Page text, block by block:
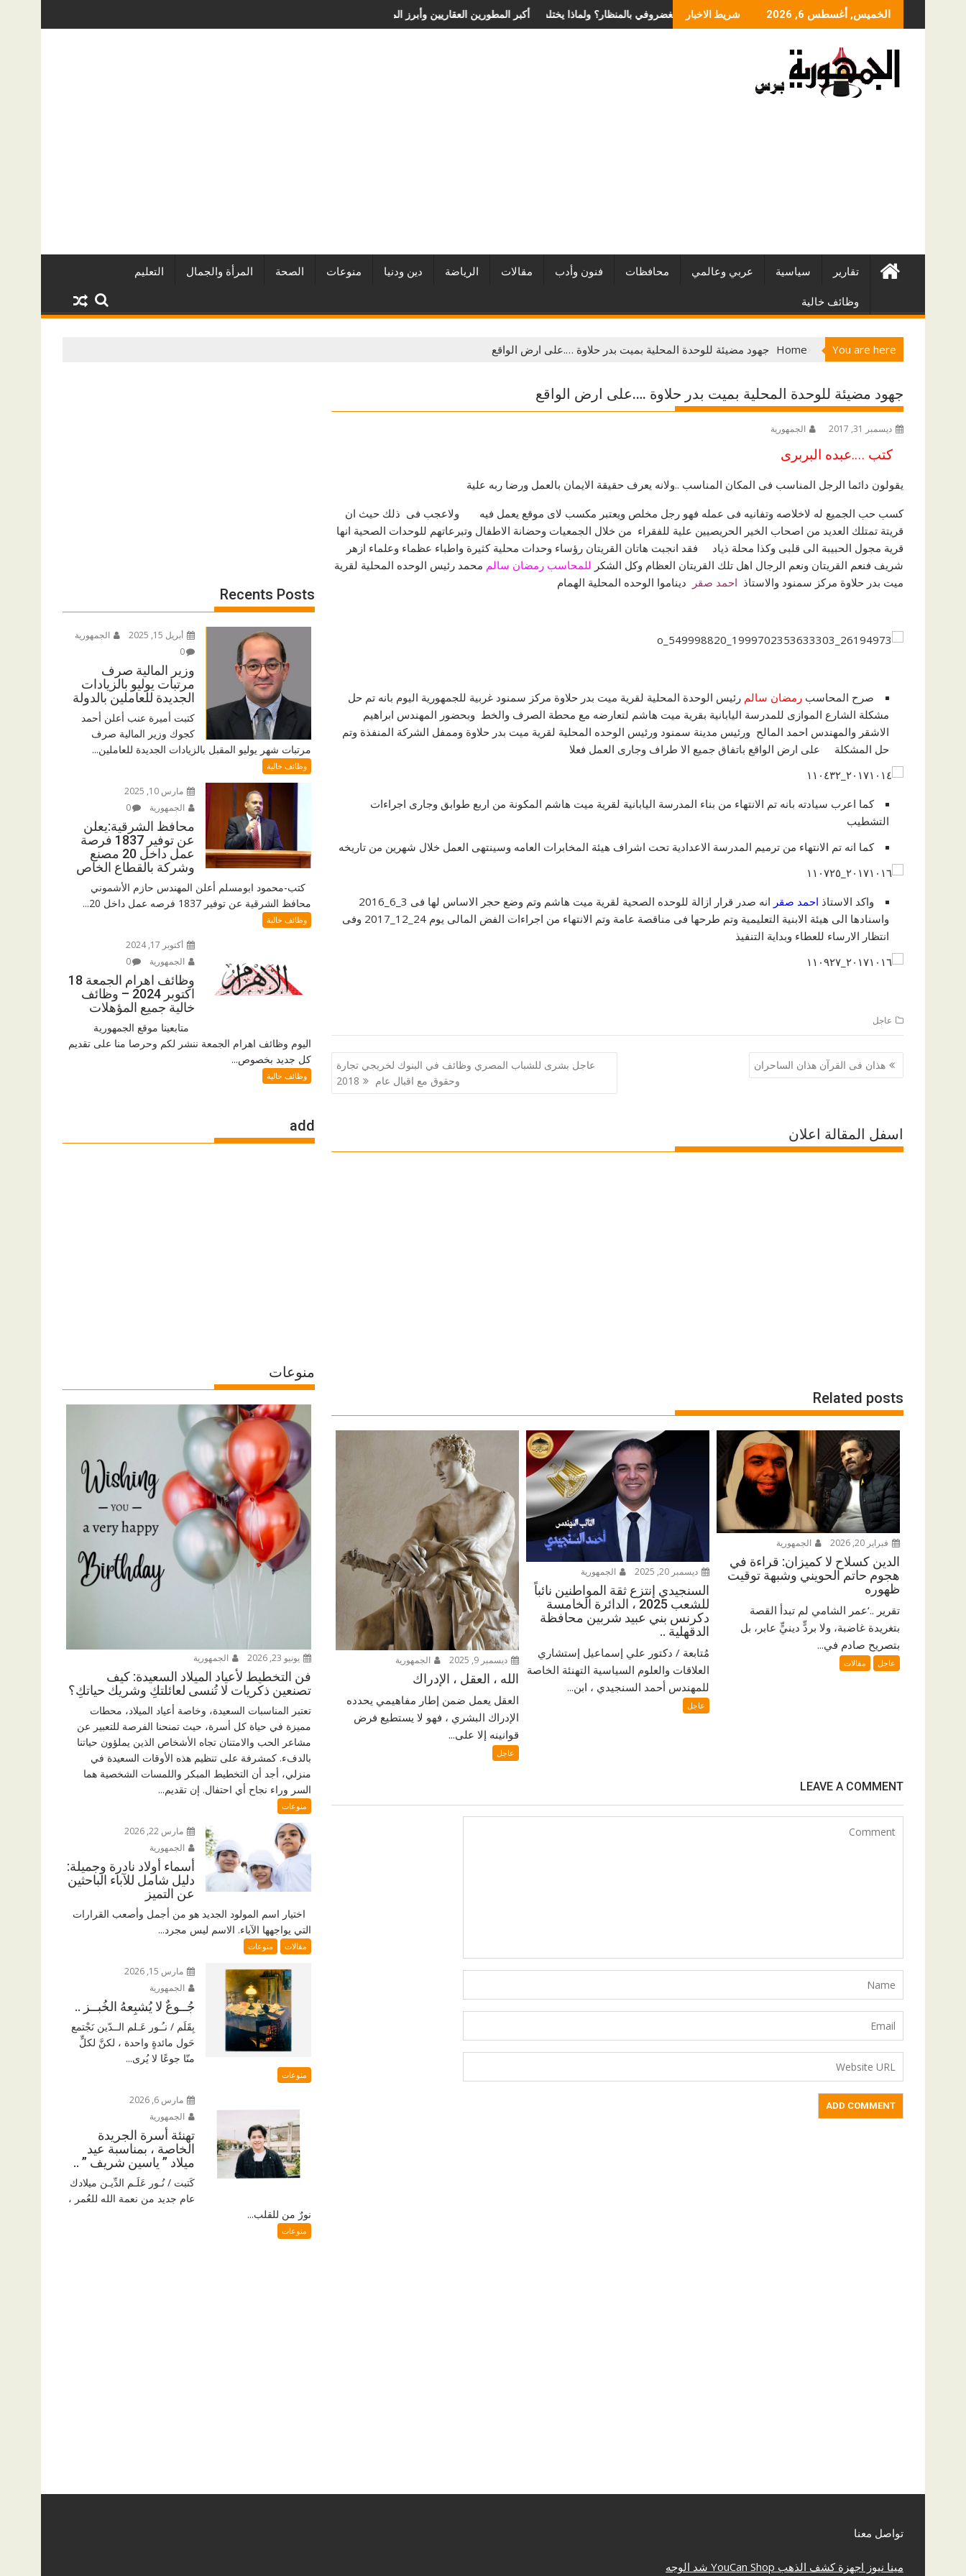
to
الخميس, أغسطس 6, 2026 شريط الاخبار أفضل شركات التطوير العقاري في مصر من URE | أكبر المطورين العقاريين وأبرز المشروعاتما الذي يحدد سعر عملية الانزلاق الغضروفي بالمنظار؟ ولماذا يختلف من مريض لآخر؟
تقارير سياسية عربي وعالمي محافظات فنون وأدب مقالات الرياضة دين ودنيا منوعات الصحة المرأة والجمال التعليم
وظائف خالية
You are here
Home جهود مضيئة للوحدة المحلية بميت بدر حلاوة ….على ارض الواقع
جهود مضيئة للوحدة المحلية بميت بدر حلاوة ….على ارض الواقع
ديسمبر 31, 2017 الجمهورية
كتب ….عبده البربرى
يقولون دائما الرجل المناسب فى المكان المناسب ..ولانه يعرف حقيقة الايمان بالعمل ورضا ربه علية
كسب حب الجميع له لاخلاصه وتفانيه فى عمله فهو رجل مخلص ويعتبر مكسب لاى موقع يعمل فيه ولاعجب فى ذلك حيث ان
قريتة تمتلك العديد من اصحاب الخير الحريصيين علية للفقراء من خلال الجمعيات وحضانة الاطفال وتبرعاتهم للوحدات الصحية انها
قرية مجول الحبيبة الى قلبى وكذا محلة ذياد فقد انجبت هاتان القريتان رؤساء وحدات محلية كثيرة واطباء عظماء وعلماء ازهر
شريف فنعم القريتان ونعم الرجال اهل تلك القريتان العظام وكل الشكر للمحاسب رمضان سالم محمد رئيس الوحده المحلية لقرية
ميت بدر حلاوة مركز سمنود والاستاذ احمد صقر ديناموا الوحده المحلية الهمام
صرح المحاسب رمضان سالم رئيس الوحدة المحلية لقرية ميت بدر حلاوة مركز سمنود غربية للجمهورية اليوم بانه تم حل
مشكلة الشارع الموازى للمدرسة اليابانية بقرية ميت هاشم لتعارضه مع محطة الصرف والخط وبحضور المهندس ابراهيم
الاشقر والمهندس احمد المالح ورئيس مدينة سمنود ورئيس الوحده المحلية لقرية ميت بدر حلاوة وممفل الشركة المنفذة وتم
حل المشكلة على ارض الواقع باتفاق جميع الا طراف وجارى العمل فعلا
كما اعرب سيادته بانه تم الانتهاء من بناء المدرسة اليابانية لقرية ميت هاشم المكونة من اربع طوابق وجارى اجراءات
التشطيب
كما انه تم الانتهاء من ترميم المدرسة الاعدادية تحت اشراف هيئة المخابرات العامه وسينتهى العمل خلال شهرين من تاريخه
واكد الاستاذ احمد صقر
انه صدر قرار ازالة للوحده الصحية لقرية ميت هاشم وتم وضع حجر الاساس لها فى 3_6_2016
واسنادها الى هيئة الابنية التعليمية وتم طرحها فى مناقصة عامة وتم الانتهاء من اجراءات الفض المالى يوم 24_12_2017 وفى
انتظار الارساء للعطاء وبداية التنفيذ
عاجل
تصفّح
المقالات
هذان فى القرآن هذان الساحران
عاجل بشرى للشباب المصري وظائف في البنوك لخريجي تجارة
وحقوق مع اقبال عام 2018
اسفل المقالة اعلان
Related posts
فبراير 20, 2026 الجمهورية
الدين كسلاح لا كميزان: قراءة في
هجوم حاتم الحويني وشبهة توقيت
ظهوره
تقرير ..‘عمر الشامي لم تبدأ القصة
بتغريدة غاضبة، ولا بردٍّ دينيٍّ عابر، بل
بتصريح صادم في...
عاجل مقالات
ديسمبر 20, 2025 الجمهورية
السنجيدي إنتزع ثقة المواطنين نائباً
للشعب 2025 ، الدائرة الخامسة
دكرنس بني عبيد شربين محافظة
الدقهلية ..
مُتابعة / دكتور علي إسماعيل إستشاري
العلاقات والعلوم السياسية التهنئة الخاصة
للمهندس أحمد السنجيدي ، ابن...
عاجل
ديسمبر 9, 2025 الجمهورية
الله ، العقل ، الإدراك
العقل يعمل ضمن إطار مفاهيمي يحدده
الإدراك البشري ، فهو لا يستطيع فرض
قوانينه إلا على...
عاجل
LEAVE A COMMENT
Recents Posts
أبريل 15, 2025
الجمهورية
0
وزير المالية صرف
مرتبات يوليو بالزيادات
الجديدة للعاملين بالدولة
كتبت أميرة عنب أعلن أحمد
كجوك وزير المالية صرف
مرتبات شهر يوليو المقبل بالزيادات الجديدة للعاملين...
وظائف خالية
مارس 10, 2025
الجمهورية
0
محافظ الشرقية:يعلن
عن توفير 1837 فرصة
عمل داخل 20 مصنع
وشركة بالقطاع الخاص
كتب-محمود ابومسلم أعلن المهندس حازم الأشموني
محافظ الشرقية عن توفير 1837 فرصه عمل داخل 20...
وظائف خالية
أكتوبر 17, 2024
الجمهورية
0
وظائف اهرام الجمعة 18
اكتوبر 2024 – وظائف
خالية جميع المؤهلات
متابعينا موقع الجمهورية
اليوم وظائف اهرام الجمعة ننشر لكم وحرصا منا على تقديم
كل جديد بخصوص...
وظائف خالية
add
منوعات
يونيو 23, 2026 الجمهورية
فن التخطيط لأعياد الميلاد السعيدة: كيف
تصنعين ذكريات لا تُنسى لعائلتكِ وشريك حياتكِ؟
تعتبر المناسبات السعيدة، وخاصة أعياد الميلاد، محطات
مميزة في حياة كل أسرة، حيث تمنحنا الفرصة للتعبير عن
مشاعر الحب والامتنان تجاه الأشخاص الذين يملؤون حياتنا
بالدفء. كمشرفة على تنظيم هذه الأوقات السعيدة في
منزلي، أجد أن التخطيط المبكر واللمسات الشخصية هما
السر وراء نجاح أي احتفال. إن تقديم...
منوعات
مارس 22, 2026
الجمهورية
أسماء أولاد نادرة وجميلة:
دليل شامل للآباء الباحثين
عن التميز
اختيار اسم المولود الجديد هو من أجمل وأصعب القرارات
التي يواجهها الآباء. الاسم ليس مجرد...
مقالات منوعات
مارس 15, 2026
الجمهورية
جُــوعٌ لا يُشبِعهُ الخُبــز ..
بِقَلَم / نـُـور عَـلم الــدّين نَجْتمع
حَول مائدةٍ واحدة ، لكنَّ لكلٍّ
منّا جوعًا لا يُرى...
منوعات
مارس 6, 2026
الجمهورية
تهنئة أسرة الجريدة
الخاصة ، بمناسبة عيد
ميلاد ” ياسين شريف ” ..
كَتبت / نُـور عَلَـم الدِّيـن ميلادك
عام جديد من نعمة الله للعُمر ،
نورٌ من للقلب...
منوعات
تواصل معنا
مينا نيوز اجهزة كشف الذهب YouCan Shop شد الوجه